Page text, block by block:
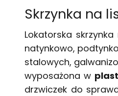
Skrzynka na
Lokatorska
natynkowo,
stalowych,
wyposażona w
drzwiczek do